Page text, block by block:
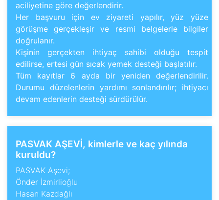
aciliyetine göre değerlendirir.
Her başvuru için ev ziyareti yapılır, yüz yüze
görüşme gerçekleşir ve resmi belgelerle bilgiler
doğrulanır.
Kişinin gerçekten ihtiyaç sahibi olduğu tespit
edilirse, ertesi gün sıcak yemek desteği başlatılır.
Tüm kayıtlar 6 ayda bir yeniden değerlendirilir.
Durumu düzelenlerin yardımı sonlandırılır; ihtiyacı
devam edenlerin desteği sürdürülür.
PASVAK AŞEVİ, kimlerle ve kaç yılında
kuruldu?
PASVAK Aşevi;
Önder İzmirlioğlu
Hasan Kazdağlı